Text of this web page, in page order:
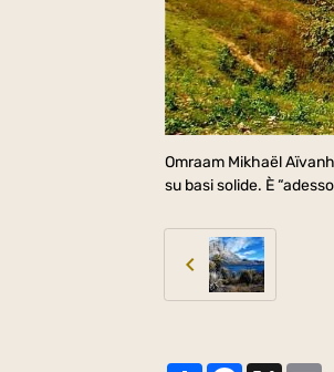
Omraam Mikhaël
su basi solide. È